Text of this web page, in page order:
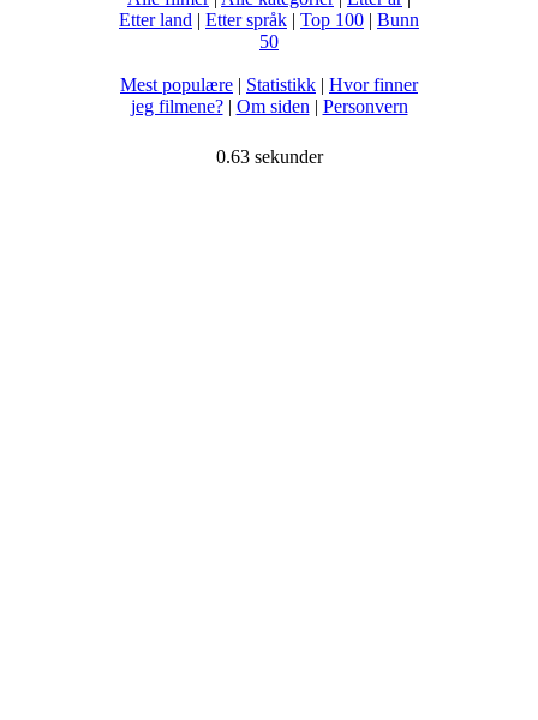
Etter land | Etter språk | Top 100 | Bunn
50
Mest populære | Statistikk | Hvor finner
jeg filmene?| Om siden| Personvern
0.63 sekunder